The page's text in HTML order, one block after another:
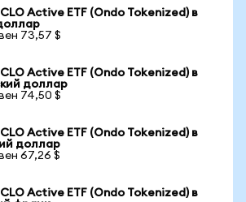
Active ETF (Ondo Tokenized) в
73,57 $
Active ETF (Ondo Tokenized) в
доллар
74,50 $
Active ETF (Ondo Tokenized) в
доллар
67,26 $
Active ETF (Ondo Tokenized) в